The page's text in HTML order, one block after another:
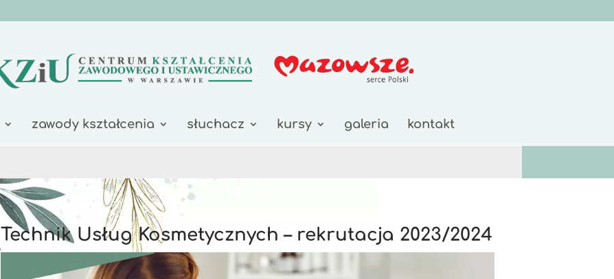
zawody kształcenia słuchacz kursy galeria kontakt
Technik Usług Kosmetycznych – rekrutacja 2023/2024